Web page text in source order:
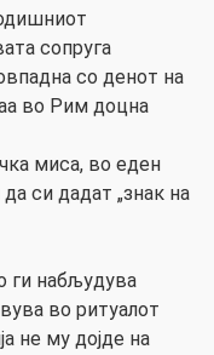
сопруга
со денот на
во Рим доцна
миса, во еден
си дадат „знак на
ги набљудува
во ритуалот
не му дојде на